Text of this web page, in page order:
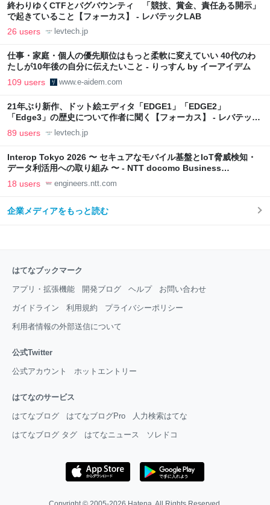
終わりゆくCTFとバグバウンティ 「競技、賞金、責任ある開示」
で起きていること【フォーカス】 - レバテックLAB
26 users levtech.jp
仕事・家庭・個人の優先順位はもっと柔軟に変えていい 40代のわ
たしが10年後の自分に伝えたいこと - りっすん by イーアイデム
109 users www.e-aidem.com
21年ぶり新作、ドット絵エディタ「EDGE1」「EDGE2」
「Edge3」の歴史について作者に聞く【フォーカス】 - レバテック
LAB
89 users levtech.jp
Interop Tokyo 2026 〜 セキュアなモバイル基盤とIoT脅威検知・
データ利活用への取り組み 〜 - NTT docomo Business
Engineers' Blog
18 users engineers.ntt.com
企業メディアをもっと読む
はてなブックマーク
アプリ・拡張機能 開発ブログ ヘルプ お問い合わせ
ガイドライン 利用規約 プライバシーポリシー
利用者情報の外部送信について
公式Twitter
公式アカウント ホットエントリー
はてなのサービス
はてなブログ はてなブログPro 人力検索はてな
はてなブログ タグ はてなニュース ソレドコ